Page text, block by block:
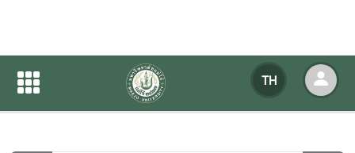
TH
ปฏิทินกิจกรรมของหน่วยงาน
ปฏิทินกิจกรรมของหน่วยงาน